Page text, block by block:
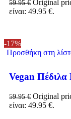
59.95€ Original
είναι: 49.95 €.
-17%
Προσθήκη στη
Vegan Πέδιλα
59.95€ Original
είναι: 49.95 €.